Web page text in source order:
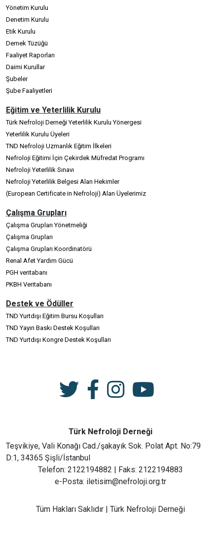
Yönetim Kurulu
Denetim Kurulu
Etik Kurulu
Dernek Tüzüğü
Faaliyet Raporları
Daimi Kurullar
Şubeler
Şube Faaliyetleri
Eğitim ve Yeterlilik Kurulu
Türk Nefroloji Derneği Yeterlilik Kurulu Yönergesi
Yeterlilik Kurulu Üyeleri
TND Nefroloji Uzmanlık Eğitim İlkeleri
Nefroloji Eğitimi İçin Çekirdek Müfredat Programı
Nefroloji Yeterlilik Sınavı
Nefroloji Yeterlilik Belgesi Alan Hekimler
(European Certificate in Nefroloji) Alan Üyelerimiz
Çalışma Grupları
Çalışma Grupları Yönetmeliği
Çalışma Grupları
Çalışma Grupları Koordinatörü
Renal Afet Yardım Gücü
PGH veritabanı
PKBH Veritabanı
Destek ve Ödüller
TND Yurtdışı Eğitim Bursu Koşulları
TND Yayın Baskı Destek Koşulları
TND Yurtdışı Kongre Destek Koşulları
Türk Nefroloji Derneği
Teşvikiye, Vali Konağı Cad./şakayık Sok. Polat Apt. No:79
D:1, 34365 Şişli/İstanbul
Telefon: 2122194882 | Faks: 2122194883
e-Posta: iletisim@nefroloji.org.tr
Tüm Hakları Saklıdır | Türk Nefroloji Derneği